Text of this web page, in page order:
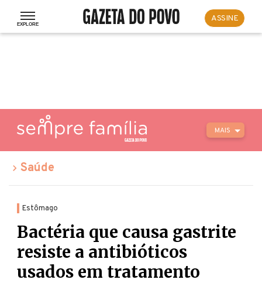
ASSINE
MAIS
Saúde
Estômago
Bactéria que causa gastrite
resiste a antibióticos
usados em tratamento